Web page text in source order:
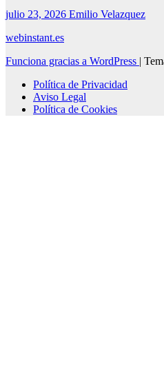
julio 23, 2026 Emilio Velazquez
webinstant.es
Funciona gracias a WordPress |
Política de Privacidad
Aviso Legal
Política de Cookies